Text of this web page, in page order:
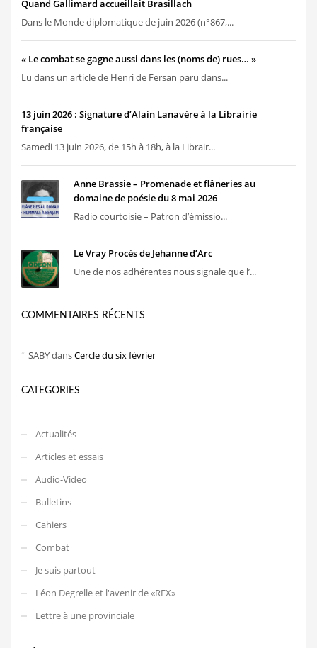
Quand Gallimard accueillait Brasillach
Dans le Monde diplomatique de juin 2026 (n°867,...
« Le combat se gagne aussi dans les (noms de) rues… »
Lu dans un article de Henri de Fersan paru dans...
13 juin 2026 : Signature d’Alain Lanavère à la Librairie
française
Samedi 13 juin 2026, de 15h à 18h, à la Librair...
Anne Brassie – Promenade et flâneries au
domaine de poésie du 8 mai 2026
Radio courtoisie – Patron d’émissio...
Le Vray Procès de Jehanne d’Arc
Une de nos adhérentes nous signale que l’...
COMMENTAIRES RÉCENTS
SABYdansCercle du six février
CATEGORIES
Actualités
Articles et essais
Audio-Video
Bulletins
Cahiers
Combat
Je suis partout
Léon Degrelle et l'avenir de «REX»
Lettre à une provinciale